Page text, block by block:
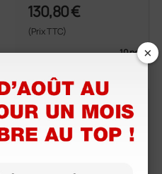
130,80 €
(Prix TTC)
10 pcs.×